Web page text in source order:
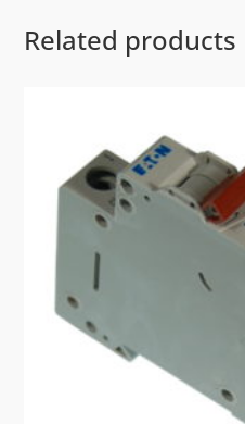
Related products